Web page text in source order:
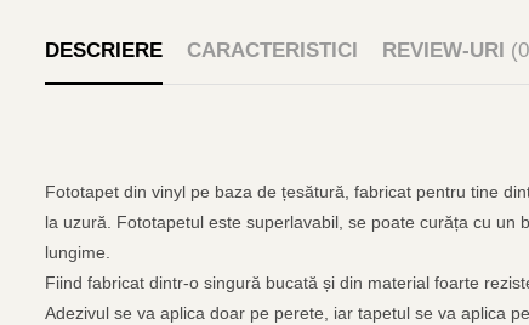
DESCRIERE CARACTERISTICI REVIEW-URI
Fototapet din vinyl pe baza de țesătură, fabricat pentru tine
la uzură. Fototapetul este superlavabil, se poate curăța cu
lungime.
Fiind fabricat dintr-o singură bucată și din material foarte
Adezivul se va aplica doar pe perete, iar tapetul se va aplica